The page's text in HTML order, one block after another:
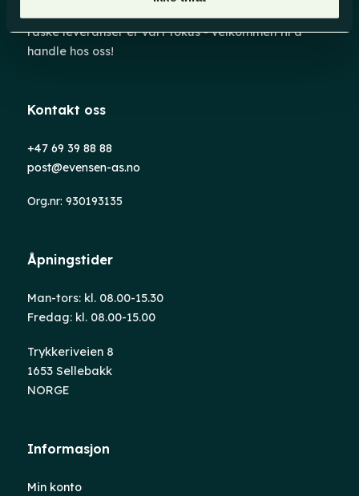
raske leveranser er vårt fokus - velkommen til å
handle hos oss!
Kontakt oss
+47 69 39 88 88
post@evensen-as.no
Org.nr: 930193135
Åpningstider
Man-tors: kl. 08.00-15.30
Fredag: kl. 08.00-15.00
Trykkeriveien 8
1653 Sellebakk
NORGE
Informasjon
Min konto